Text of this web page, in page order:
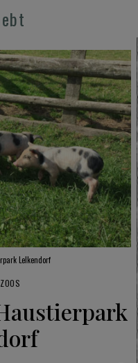
Lelkendorf